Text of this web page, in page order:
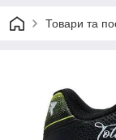
Товари та